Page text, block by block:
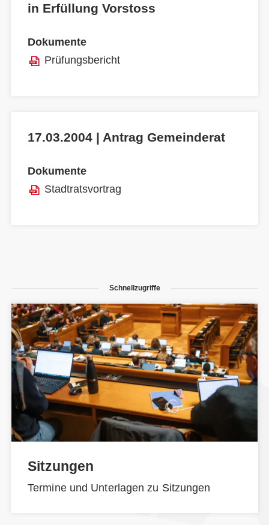
in Erfüllung Vorstoss
Dokumente
Prüfungsbericht
17.03.2004 | Antrag Gemeinderat
Dokumente
Stadtratsvortrag
Schnellzugriffe
Sitzungen
Termine und Unterlagen zu Sitzungen